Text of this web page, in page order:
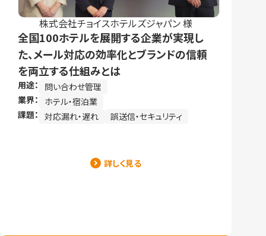
株式会社チョイスホテルズジャパン 様
全国100ホテルを展開する企業が実現し
た、メール対応の効率化とブランドの信頼
を両立する仕組みとは
用途：
問い合わせ管理
業界：
ホテル・宿泊業
課題： 対応漏れ・遅れ 誤送信・セキュリティ
詳しく見る